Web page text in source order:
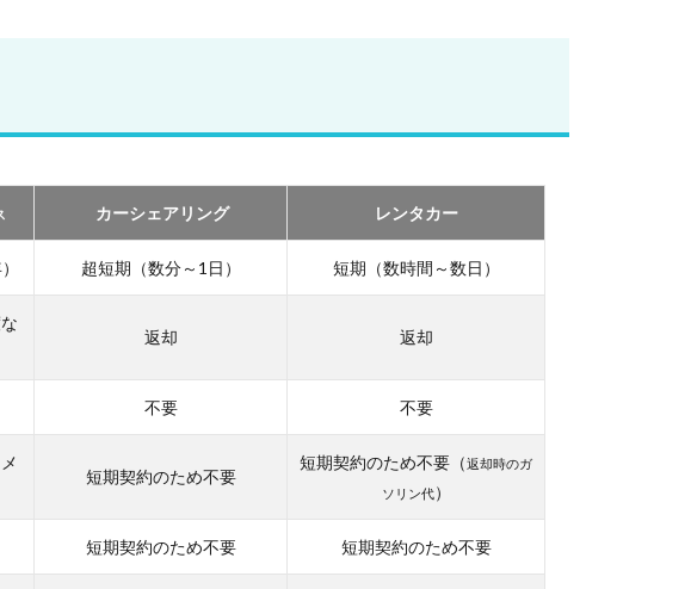
カーシェアリング レンタカー
超短期（数分～1日） 短期（数時間～数日）
返却 返却
不要 不要
短期契約のため不要
短期契約のため不要（返却時のガ
ソリン代）
短期契約のため不要 短期契約のため不要